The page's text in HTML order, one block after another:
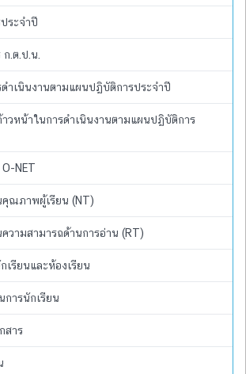
ระจำปี
.ต.ป.น.
ดำเนินงานตามแผนปฏิบัติการประจำปี
าวหน้าในการดำเนินงานตามแผนปฏิบัติการ
NET
คุณภาพผู้เรียน (NT)
วามสามารถด้านการอ่าน (RT)
เรียนและห้องเรียน
การนักเรียน
สาร